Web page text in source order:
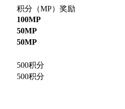
积分（MP）奖励
100MP
50MP
50MP
500积分
500积分